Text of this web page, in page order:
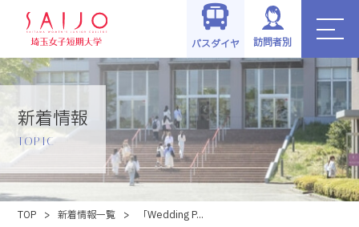
バスダイヤ 訪問者別
新着情報
TOPIC
TOP > 新着情報一覧 > 「Wedding P...